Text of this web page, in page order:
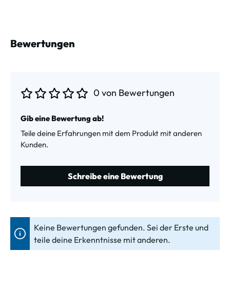
Bewertungen
0 von Bewertungen
Gib eine Bewertung ab!
Teile deine Erfahrungen mit dem Produkt mit anderen
Kunden.
Schreibe eine Bewertung
Keine Bewertungen gefunden. Sei der Erste und
teile deine Erkenntnisse mit anderen.